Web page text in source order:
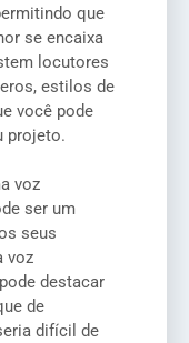
que
se encaixa
locutores
estilos de
você pode
projeto.
voz
ser um
seus
voz
destacar
de
difícil de